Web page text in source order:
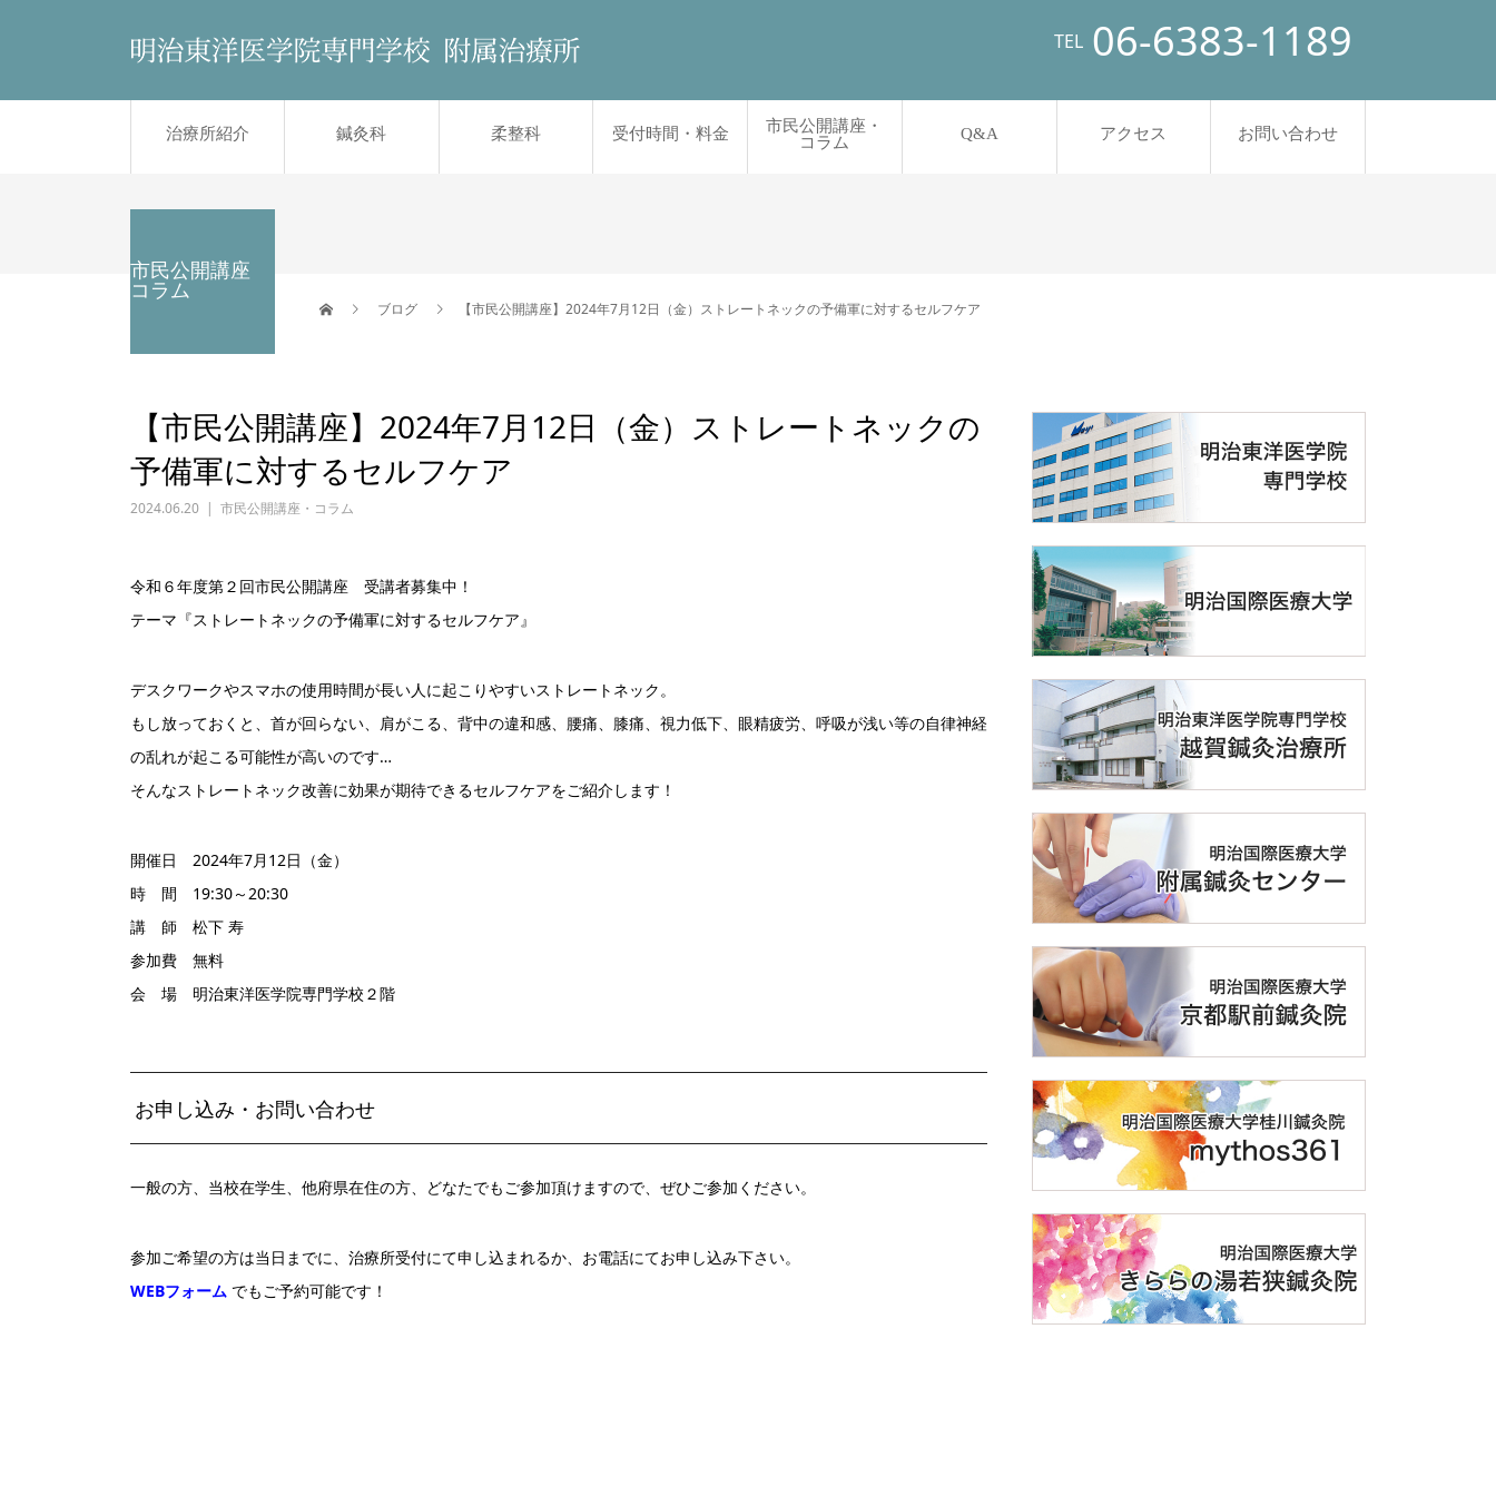
TEL 06-6383-1189
治療所紹介 鍼灸科 柔整科 受付時間・料金
市民公開講座・
コラム
Q&A アクセス お問い合わせ
市民公開講座
コラム
ブログ 【市民公開講座】2024年7月12日（金）ストレートネックの予備軍に対するセルフケア
【市民公開講座】2024年7月12日（金）ストレートネックの
予備軍に対するセルフケア
2024.06.20 市民公開講座・コラム
令和６年度第２回市民公開講座 受講者募集中！
テーマ『ストレートネックの予備軍に対するセルフケア』
デスクワークやスマホの使用時間が長い人に起こりやすいストレートネック。
もし放っておくと、首が回らない、肩がこる、背中の違和感、腰痛、膝痛、視力低下、眼精疲労、呼吸が浅い等の自律神経
の乱れが起こる可能性が高いのです…
そんなストレートネック改善に効果が期待できるセルフケアをご紹介します！
開催日 2024年7月12日（金）
時 間 19:30～20:30
講 師 松下 寿
参加費 無料
会 場 明治東洋医学院専門学校２階
お申し込み・お問い合わせ
一般の方、当校在学生、他府県在住の方、どなたでもご参加頂けますので、ぜひご参加ください。
参加ご希望の方は当日までに、治療所受付にて申し込まれるか、お電話にてお申し込み下さい。
WEBフォーム でもご予約可能です！